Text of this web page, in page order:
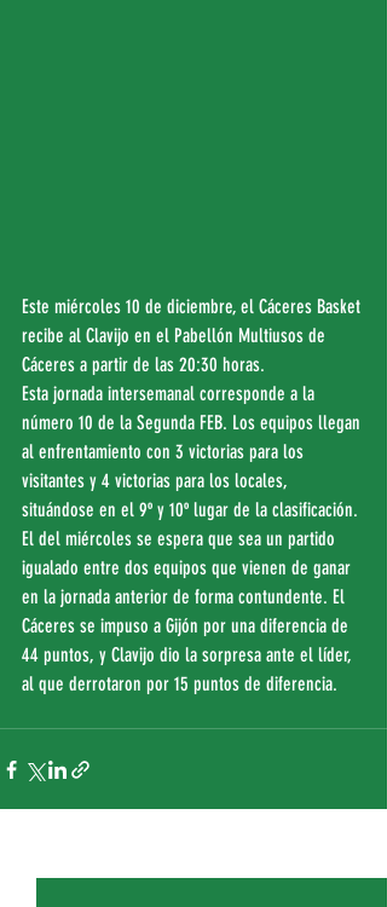
Este miércoles 10 de diciembre, el Cáceres Basket
recibe al Clavijo en el Pabellón Multiusos de
Cáceres a partir de las 20:30 horas.
Esta jornada intersemanal corresponde a la
número 10 de la Segunda FEB. Los equipos llegan
al enfrentamiento con 3 victorias para los
visitantes y 4 victorias para los locales,
situándose en el 9º y 10º lugar de la clasificación.
El del miércoles se espera que sea un partido
igualado entre dos equipos que vienen de ganar
en la jornada anterior de forma contundente. El
Cáceres se impuso a Gijón por una diferencia de
44 puntos, y Clavijo dio la sorpresa ante el líder,
al que derrotaron por 15 puntos de diferencia.